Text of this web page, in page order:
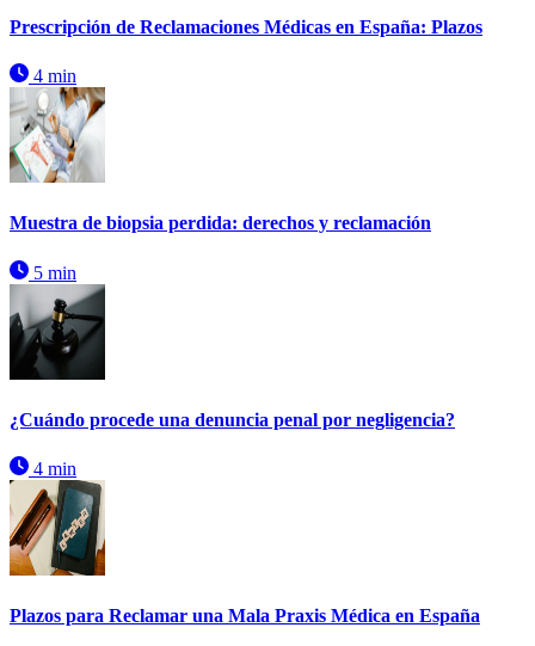
Prescripción de Reclamaciones Médicas en España: Plazos
4 min
Muestra de biopsia perdida: derechos y reclamación
5 min
¿Cuándo procede una denuncia penal por negligencia?
4 min
Plazos para Reclamar una Mala Praxis Médica en España